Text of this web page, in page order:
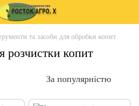
та засоби для обробки копит
розчистки копит
За популярністю